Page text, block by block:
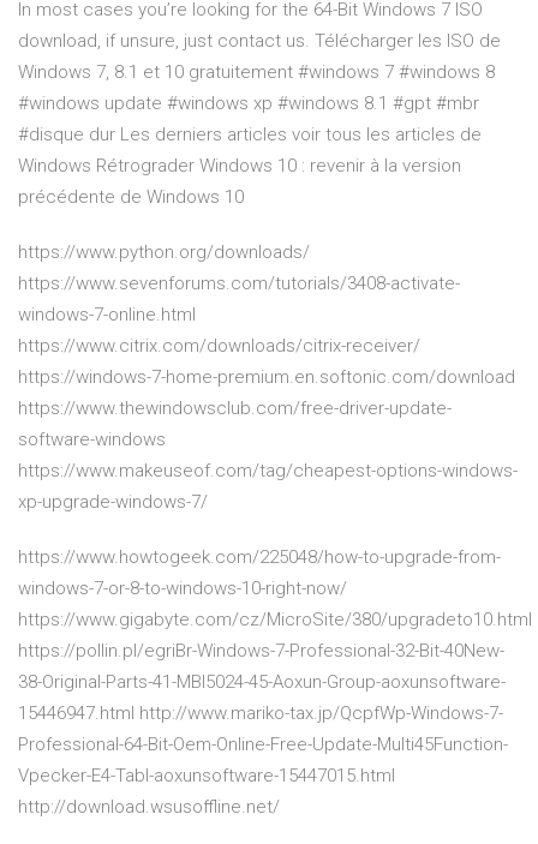
In most cases you’re looking for the 64-Bit Windows 7 ISO
download, if unsure, just contact us. Télécharger les ISO de
Windows 7, 8.1 et 10 gratuitement #windows 7 #windows 8
#windows update #windows xp #windows 8.1 #gpt #mbr
#disque dur Les derniers articles voir tous les articles de
Windows Rétrograder Windows 10 : revenir à la version
précédente de Windows 10
https://www.python.org/downloads/
https://www.sevenforums.com/tutorials/3408-activate-
windows-7-online.html
https://www.citrix.com/downloads/citrix-receiver/
https://windows-7-home-premium.en.softonic.com/download
https://www.thewindowsclub.com/free-driver-update-
software-windows
https://www.makeuseof.com/tag/cheapest-options-windows-
xp-upgrade-windows-7/
https://www.howtogeek.com/225048/how-to-upgrade-from-
windows-7-or-8-to-windows-10-right-now/
https://www.gigabyte.com/cz/MicroSite/380/upgradeto10.html
https://pollin.pl/egriBr-Windows-7-Professional-32-Bit-40New-
38-Original-Parts-41-MBI5024-45-Aoxun-Group-aoxunsoftware-
15446947.html http://www.mariko-tax.jp/QcpfWp-Windows-7-
Professional-64-Bit-Oem-Online-Free-Update-Multi45Function-
Vpecker-E4-Tabl-aoxunsoftware-15447015.html
http://download.wsusoffline.net/